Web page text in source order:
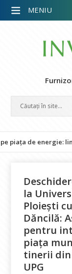
energie:
la
Ploiești
Dăncilă:
pentru
piața
tinerii din
UPG
MENIU